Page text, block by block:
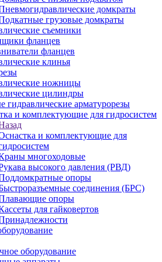
домкраты
грузовые домкраты
съемники
фланцев
фланцев
клинья
ножницы
цилиндры
гидравлические арматурорезы
и комплектующие для гидросистем
и комплектующие для
многоходовые
высокого давления (РВД)
опоры
соединения (БРС)
опоры
для гайковертов
оборудование